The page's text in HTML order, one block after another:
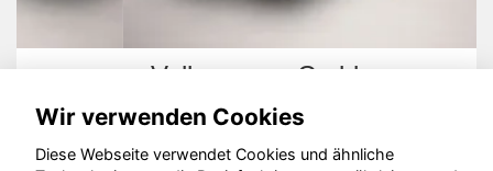
Volkswagen Caddy
Wir verwenden Cookies
Diese Webseite verwendet Cookies und ähnliche